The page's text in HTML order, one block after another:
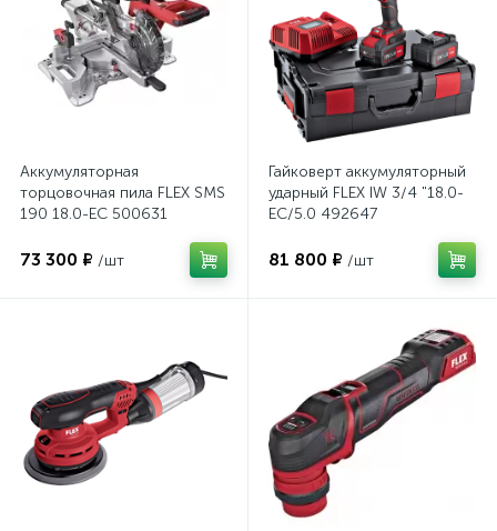
Аккумуляторная
торцовочная пила FLEX SMS
190 18.0-EC 500631
73 300 ₽ /шт
Гайковерт аккумуляторный
ударный FLEX IW 3/4 "18.0-
EC/5.0 492647
81 800 ₽ /шт